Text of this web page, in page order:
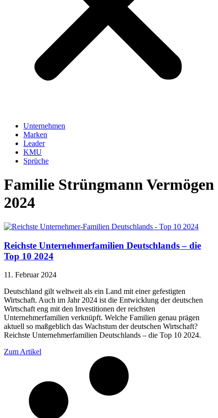
Unternehmen
Marken
Leader
KMU
Sprüche
Familie Strüngmann Vermögen
2024
Reichste Unternehmerfamilien Deutschlands – die
Top 10 2024
11. Februar 2024
Deutschland gilt weltweit als ein Land mit einer gefestigten
Wirtschaft. Auch im Jahr 2024 ist die Entwicklung der deutschen
Wirtschaft eng mit den Investitionen der reichsten
Unternehmerfamilien verknüpft. Welche Familien genau prägen
aktuell so maßgeblich das Wachstum der deutschen Wirtschaft?
Reichste Unternehmerfamilien Deutschlands – die Top 10 2024.
Zum Artikel